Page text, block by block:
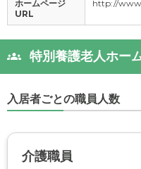
ホームページ
URL
http://
特別養護老人ホー
入居者ごとの職員人数
介護職員